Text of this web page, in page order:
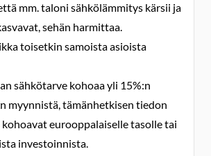
mm. taloni sähkölämmitys kärsii ja
sehän harmittaa.
toisetkin samoista asioista
sähkötarve kohoaa yli 15%:n
myynnistä, tämänhetkisen tiedon
eurooppalaiselle tasolle tai
investoinnista.